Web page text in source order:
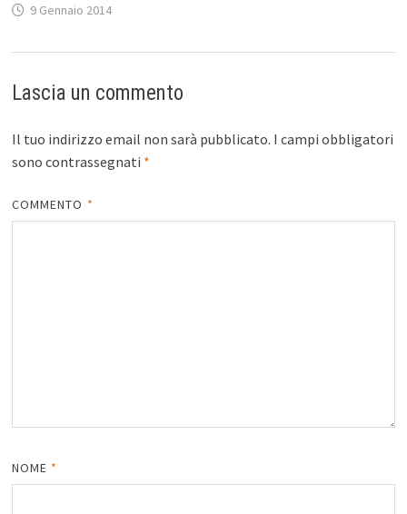
9 Gennaio 2014
Lascia un commento
Il tuo indirizzo email non sarà pubblicato. I campi obbligatori
sono contrassegnati *
COMMENTO *
NOME *